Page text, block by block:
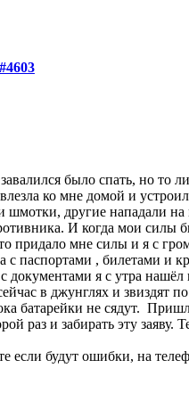
#4603
было спать, но то
ко мне домой и
другие нападали на
И когда мои силы
придало мне силы и я с
паспортами , билетами и
я с утра
в джунглях и звиздят
батарейки не сядут.
раз и забирать эту
если будут ошибки, на